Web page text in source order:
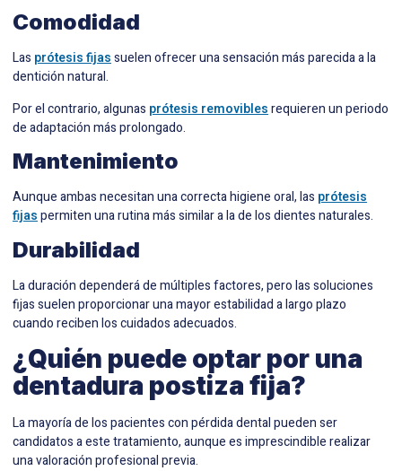
Comodidad
Las prótesis fijassuelen ofrecer una sensación más parecida a la
dentición natural.
Por el contrario, algunas prótesis removiblesrequieren un periodo
de adaptación más prolongado.
Mantenimiento
Aunque ambas necesitan una correcta higiene oral, las prótesis
fijaspermiten una rutina más similar a la de los dientes naturales.
Durabilidad
La duración dependerá de múltiples factores, pero las soluciones
fijas suelen proporcionar una mayor estabilidad a largo plazo
cuando reciben los cuidados adecuados.
¿Quién puede optar por una
dentadura postiza fija?
La mayoría de los pacientes con pérdida dental pueden ser
candidatos a este tratamiento, aunque es imprescindible realizar
una valoración profesional previa.